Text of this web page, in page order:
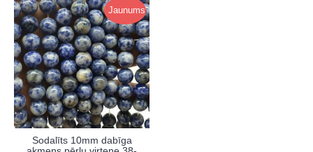
Jaunums
Sodalīts 10mm dabīga